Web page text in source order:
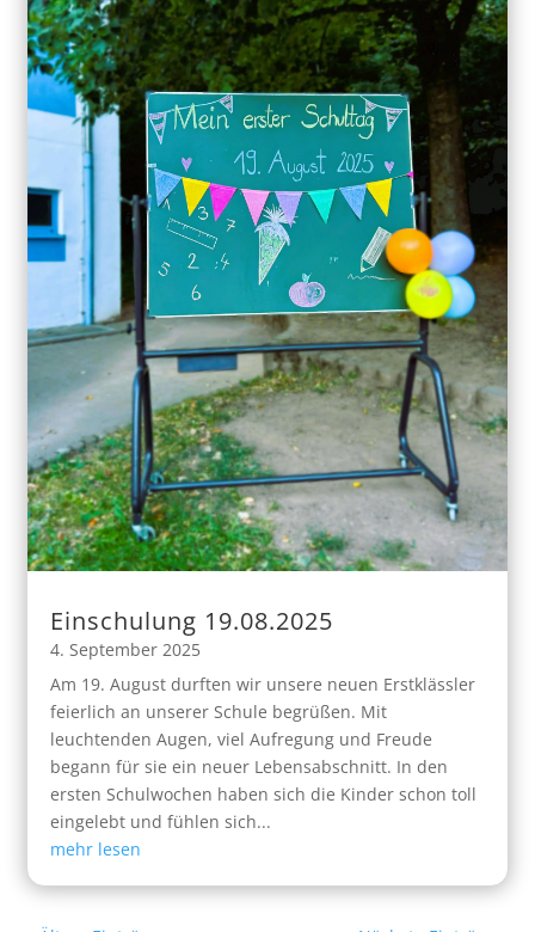
Einschulung 19.08.2025
4. September 2025
Am 19. August durften wir unsere neuen Erstklässler
feierlich an unserer Schule begrüßen. Mit
leuchtenden Augen, viel Aufregung und Freude
begann für sie ein neuer Lebensabschnitt. In den
ersten Schulwochen haben sich die Kinder schon toll
eingelebt und fühlen sich...
mehr lesen